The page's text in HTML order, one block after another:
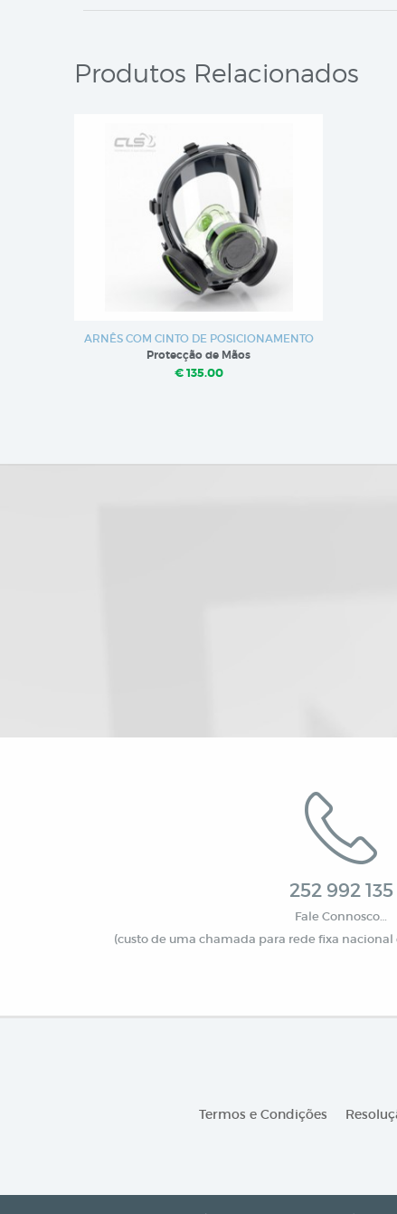
Produtos Relacionados
ARNÊS COM CINTO DE POSICIONAMENTO
Protecção de Mãos
€ 135.00
252 992 135
Fale Connosco…
(custo de uma chamada para rede fixa
Termos e Condições